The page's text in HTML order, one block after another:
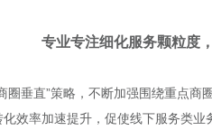
专业专注细化服务颗粒度
圈垂直”策略，不断加强围绕重点
效率加速提升，促使线下服务类业